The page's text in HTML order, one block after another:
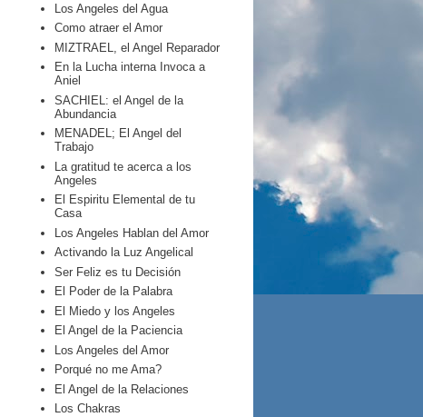
Los Angeles del Agua
Como atraer el Amor
MIZTRAEL, el Angel Reparador
En la Lucha interna Invoca a
Aniel
SACHIEL: el Angel de la
Abundancia
MENADEL; El Angel del
Trabajo
La gratitud te acerca a los
Angeles
El Espiritu Elemental de tu
Casa
Los Angeles Hablan del Amor
Activando la Luz Angelical
Ser Feliz es tu Decisión
El Poder de la Palabra
El Miedo y los Angeles
El Angel de la Paciencia
Los Angeles del Amor
Porqué no me Ama?
El Angel de la Relaciones
Los Chakras